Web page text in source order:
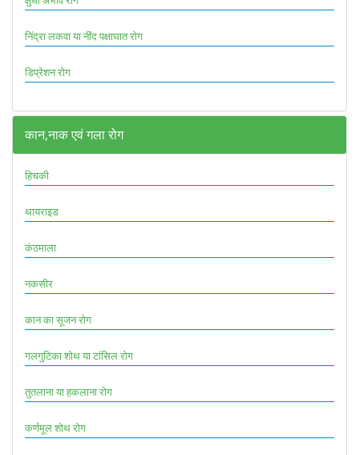
निंद्रा लकवा या नींद पक्षाघात रोग
डिप्रेशन रोग
कान,नाक एवं गला रोग
हिचकी
थायराइड
कंठमाला
नकसीर
कान का सूजन रोग
गलगुटिका शोथ या टांसिल रोग
तुतलाना या हकलाना रोग
कर्णमूल शोथ रोग